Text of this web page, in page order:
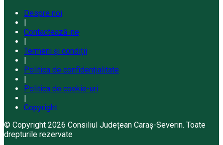
Despre noi
|
Contactează-ne
|
Termeni și condiții
|
Politica de confidențialitate
|
Politica de cookie-uri
|
Copyright
© Copyright 2026 Consiliul Județean Caraș-Severin. Toate
drepturile rezervate